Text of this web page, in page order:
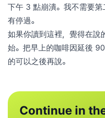
下午 3 點崩潰。我不需要
有停過。
如果你讀到這裡，覺得在說
始。把早上的咖啡因延後
的可以之後再說。
Continue in